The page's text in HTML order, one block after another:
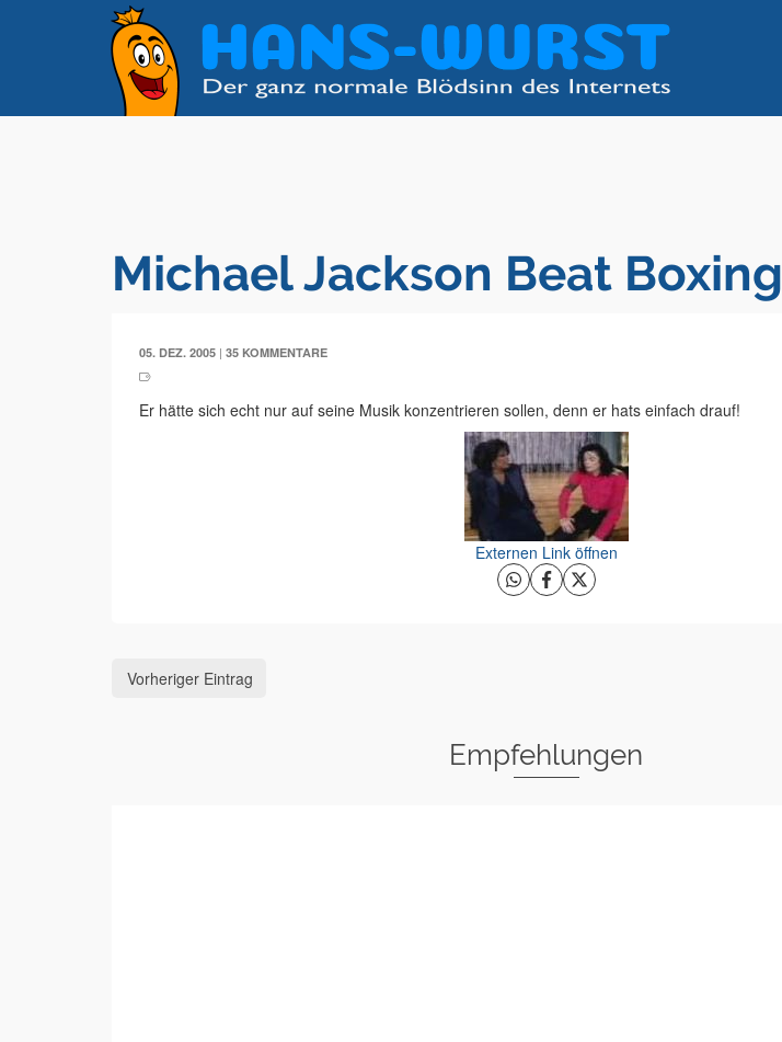
Michael Jackson Beat Boxing
05. DEZ. 2005 | 35 KOMMENTARE
Er hätte sich echt nur auf seine Musik konzentrieren sollen, denn er hats einfach drauf!
Externen Link öffnen
Vorheriger Eintrag
Empfehlungen